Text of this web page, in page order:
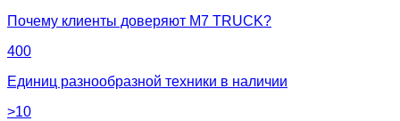
Почему клиенты доверяют М7 TRUCK?
400
Единиц разнообразной техники в наличии
>10